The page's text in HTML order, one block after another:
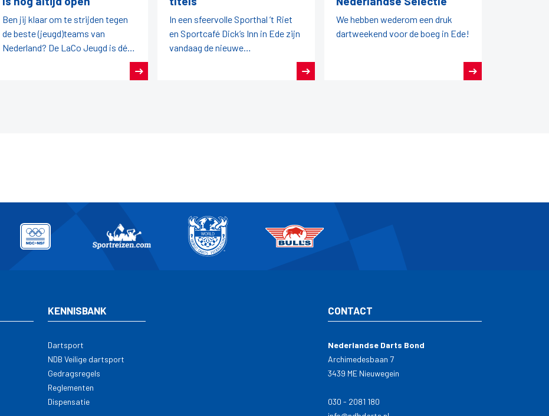
Ben jij klaar om te strijden tegen
de beste (jeugd)teams van
Nederland? De LaCo Jeugd is dé
landelijke competitie waar talent,
In een sfeervolle Sporthal ’t Riet
en Sportcafé Dick’s Inn in Ede zijn
vandaag de nieuwe
We hebben wederom een druk
dartweekend voor de boeg in Ede!
KENNISBANK
Dartsport
NDB Veilige dartsport
Gedragsregels
Reglementen
Dispensatie
CONTACT
Nederlandse Darts Bond
Archimedesbaan 7
3439 ME Nieuwegein
030 - 2081 180